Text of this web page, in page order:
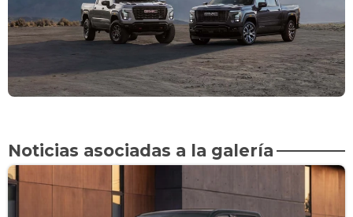
Noticias asociadas a la galería